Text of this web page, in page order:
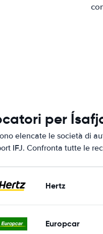
per
elencate le società di
IFJ. Confronta tutte le
Hertz
Europcar